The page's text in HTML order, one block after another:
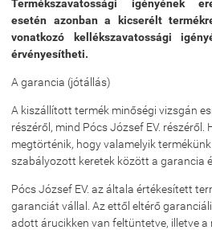
Termékszavatossági igényének
esetén azonban a kicserélt
vonatkozó kellékszavatossági
érvényesítheti.
A garancia (jótállás)
A kiszállított termék minőségi vizsgán
részéről, mind Pócs József EV. részéről.
megtörténik, hogy valamelyik
szabályozott keretek között a garancia
Pócs József EV. az általa értékesített
garanciát vállal. Az ettől eltérő
adott árucikken van feltüntetve, illetve a